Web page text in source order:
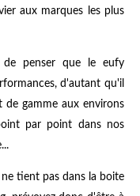
aux marques les plus
de penser que le eufy
d'autant qu'il
gamme aux environs
par point dans nos
tient pas dans la boite